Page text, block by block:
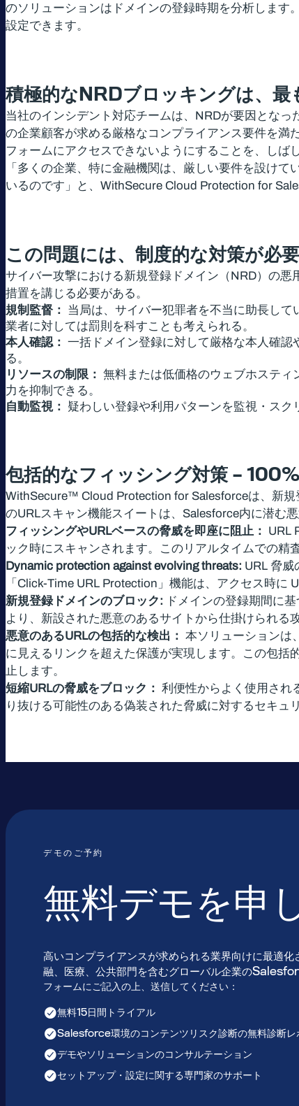
のソリューションはドメインの登録時期を分析します
設定できます。
積極的な NRDブロッキングは、最
当社のインシデント対応チームは、NRDが要因とな
の企業顧客が求める厳格なコンプライアンス要件を満
フォームにアクセスできないようにすることを、しば
「多くの企業、特に金融機関は、厳しい要件を設け
いるのです」と、WithSecure Cloud Protection for
この問題には、制度的な対策が必
サイバー攻撃における新規登録ドメイン（NRD）の
措置を講じる必要がある。
規制監督： 当局は、サイバー犯罪者を不当に助長し
業者に対しては罰則を科すことも考えられる。
本人確認： 一括ドメイン登録に対して厳格な本人確
る。
リソースの制限： 無料または低価格のウェブホステ
力を抑制できる。
自動監視： 疑わしい登録や利用パターンを監視・スク
包括的なフィッシング対策 –
WithSecure™ Cloud Protection for Salesforceは、新規
のURLスキャン機能スイートは、Salesforce内に潜む
フィッシングやURLベースの脅威を即座に阻止： URL
ック時にスキャンされます。このリアルタイムでの精
Dynamic protection against evolving threats: URL 脅威
「Click-Time URL Protection」機能は、アクセス時に
新規登録ドメインのブロック: ドメインの登録期間に
より、新設された悪意のあるサイトから仕掛けられる
悪意のあるURLの包括的な検出： 本ソリューションは
に見えるリンクを超えた保護が実現します。この包括
止します。
短縮URLの脅威をブロック： 利便性からよく使用され
り抜ける可能性のある偽装された脅威に対するセキュ
デモのご予約
無料デモを申
高いコンプライアンスが求められる業界向けに最適
融、医療、公共部門を含むグローバル企業の
フォームにご記入の上、送信してください：
無料15日間トライアル
Salesforce環境のコンテンツリスク診断の無料診断レ
デモやソリューションのコンサルテーション
セットアップ・設定に関する専門家のサポート